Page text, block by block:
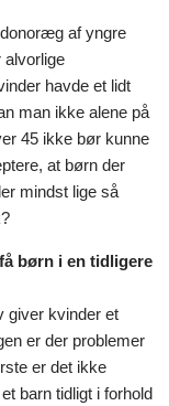
af yngre
havde et lidt
man ikke alene på
45 ikke bør kunne
at børn der
mindst lige så
børn i en tidligere
giver kvinder et
er der problemer
er det ikke
barn tidligt i forhold